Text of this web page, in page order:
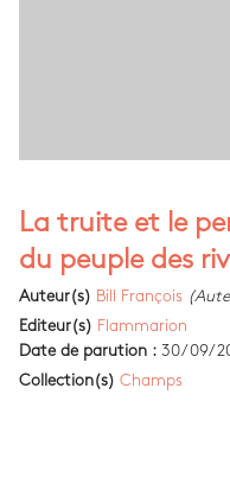
La truite et le
du peuple des
Auteur(s) Bill François
Editeur(s) Flammarion
Date de parution : 30/09/
Collection(s) Champs